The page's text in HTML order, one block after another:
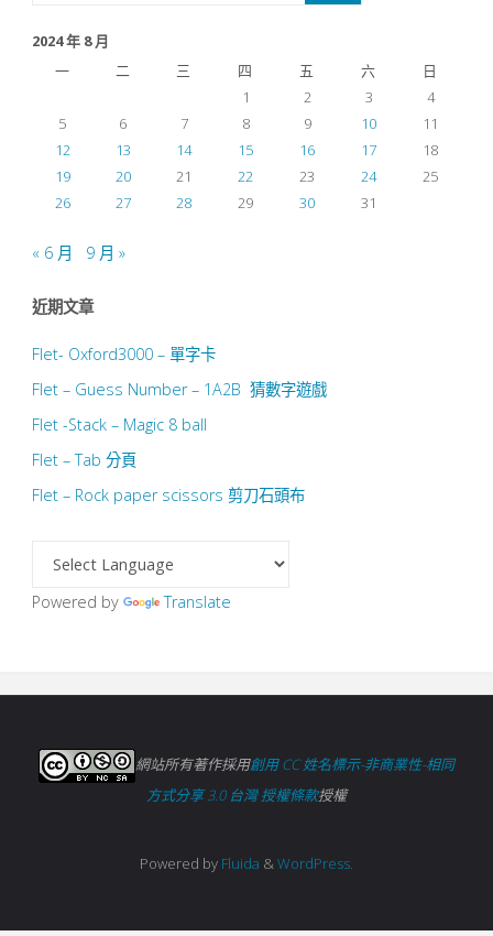
2024 年 8 月
一
二 三 四 五 六
日
1
2 3
4
5
6 7 8 9 10
11
12
13 14 15 16 17
18
19
20 21 22 23 24
25
26
27 28 29 30 31
« 6 月 9 月 »
近期文章
Flet- Oxford3000 – 單字卡
Flet – Guess Number – 1A2B 猜數字遊戲
Flet -Stack – Magic 8 ball
Flet – Tab 分頁
Flet – Rock paper scissors 剪刀石頭布
Powered by Translate
網站所有著作採用創用 CC 姓名標示-非商業性-相同
方式分享 3.0 台灣 授權條款授權
Powered by Fluida &WordPress.